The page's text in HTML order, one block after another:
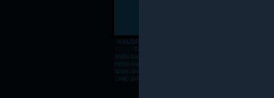
Pékáru,